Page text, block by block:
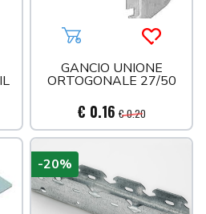
più tardiAggiungi al carrello
GANCIO UNIONE
ORTOGONALE 27/50
€ 0.16 € 0.20
-20%